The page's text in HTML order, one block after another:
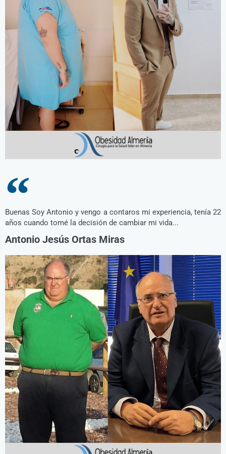
Buenas Soy Antonio y vengo a contaros mi experiencia, tenía 22
años cuando tomé la decisión de cambiar mi vida...
Antonio Jesús Ortas Miras